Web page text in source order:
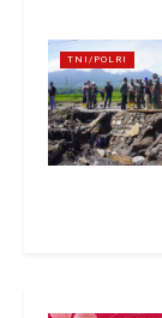
TNI/POLRI